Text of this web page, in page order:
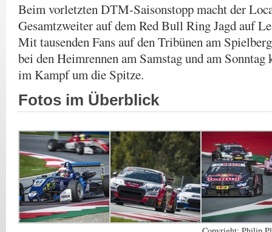
Beim vorletzten DTM-Saisonstopp macht der
Gesamtzweiter auf dem Red Bull Ring Jagd auf
Mit tausenden Fans auf den Tribünen am
bei den Heimrennen am Samstag und am
im Kampf um die Spitze.
Fotos im Überblick